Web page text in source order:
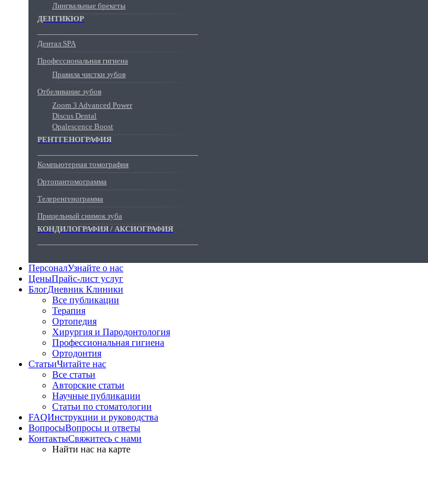
Лингвальные брекеты
ДЕНТИКЮР
Дентал SPA
Профессиональная гигиена
Правила чистки зубов
Отбеливание зубов
Zoom 3 Advanced Power
Discus Dental
Opalescence Boost
РЕНТГЕНОГРАФИЯ
Компьютерная томография
Ортопантомограмма
Телеренгенограмма
Прицельный снимок зуба
КОНДИЛОГРАФИЯ / АКСИОГРАФИЯ
ПерсоналУзнайте о нас
ЦеныПрайс-лист услуг
БлогДневник Клиники
Все публикации
Терапия
Ортопедия
Хирургия и Пародонтология
Профессиональная гигиена
Ортодонтия
СтатьиЧитайте нас
Все статьи
Авторские статьи
Научные публикации
Статьи по стоматологии
FAQИнструкции и руководства
ВопросыВопросы и ответы
КонтактыСвяжитесь с нами
Найти нас на карте